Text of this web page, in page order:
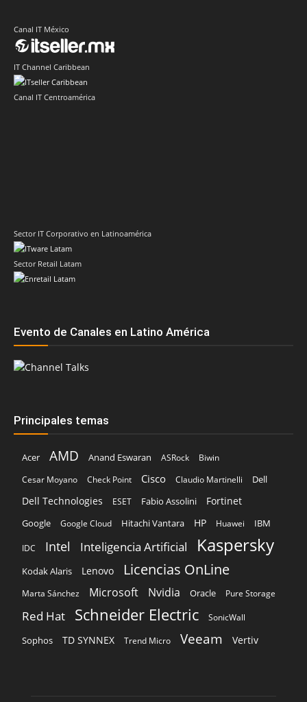
Canal IT México
IT Channel Caribbean
Canal IT Centroamérica
Sector IT Corporativo en Latinoamérica
Sector Retail Latam
Evento de Canales en Latino América
Principales temas
Acer AMD Anand Eswaran ASRock
Biwin
Cesar Moyano
Check Point Cisco Claudio Martinelli Dell
Dell Technologies ESET Fabio Assolini Fortinet
Google Google Cloud Hitachi Vantara HP Huawei IBM
IDC Intel Inteligencia Artificial Kaspersky
Kodak Alaris Lenovo Licencias OnLine
Marta Sánchez Microsoft Nvidia Oracle Pure Storage
Red Hat Schneider Electric SonicWall
Sophos TD SYNNEX Trend Micro Veeam Vertiv